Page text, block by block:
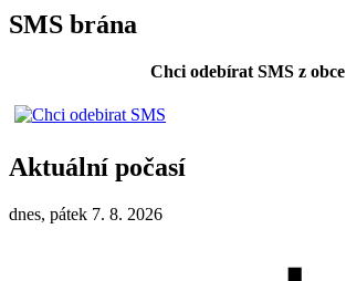
SMS brána
Chci odebírat SMS z obce
Aktuální počasí
dnes, pátek 7. 8. 2026